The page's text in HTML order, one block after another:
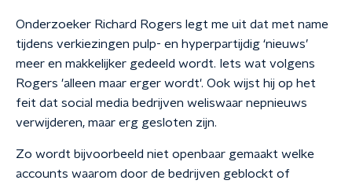
Onderzoeker Richard Rogers legt me uit dat met name
tijdens verkiezingen pulp- en hyperpartijdig ‘nieuws’
meer en makkelijker gedeeld wordt. Iets wat volgens
Rogers 'alleen maar erger wordt'. Ook wijst hij op het
feit dat social media bedrijven weliswaar nepnieuws
verwijderen, maar erg gesloten zijn.
Zo wordt bijvoorbeeld niet openbaar gemaakt welke
accounts waarom door de bedrijven geblockt of